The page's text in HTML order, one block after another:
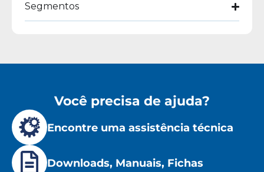
Segmentos
Você precisa de ajuda?
Encontre uma assistência técnica
Downloads, Manuais, Fichas